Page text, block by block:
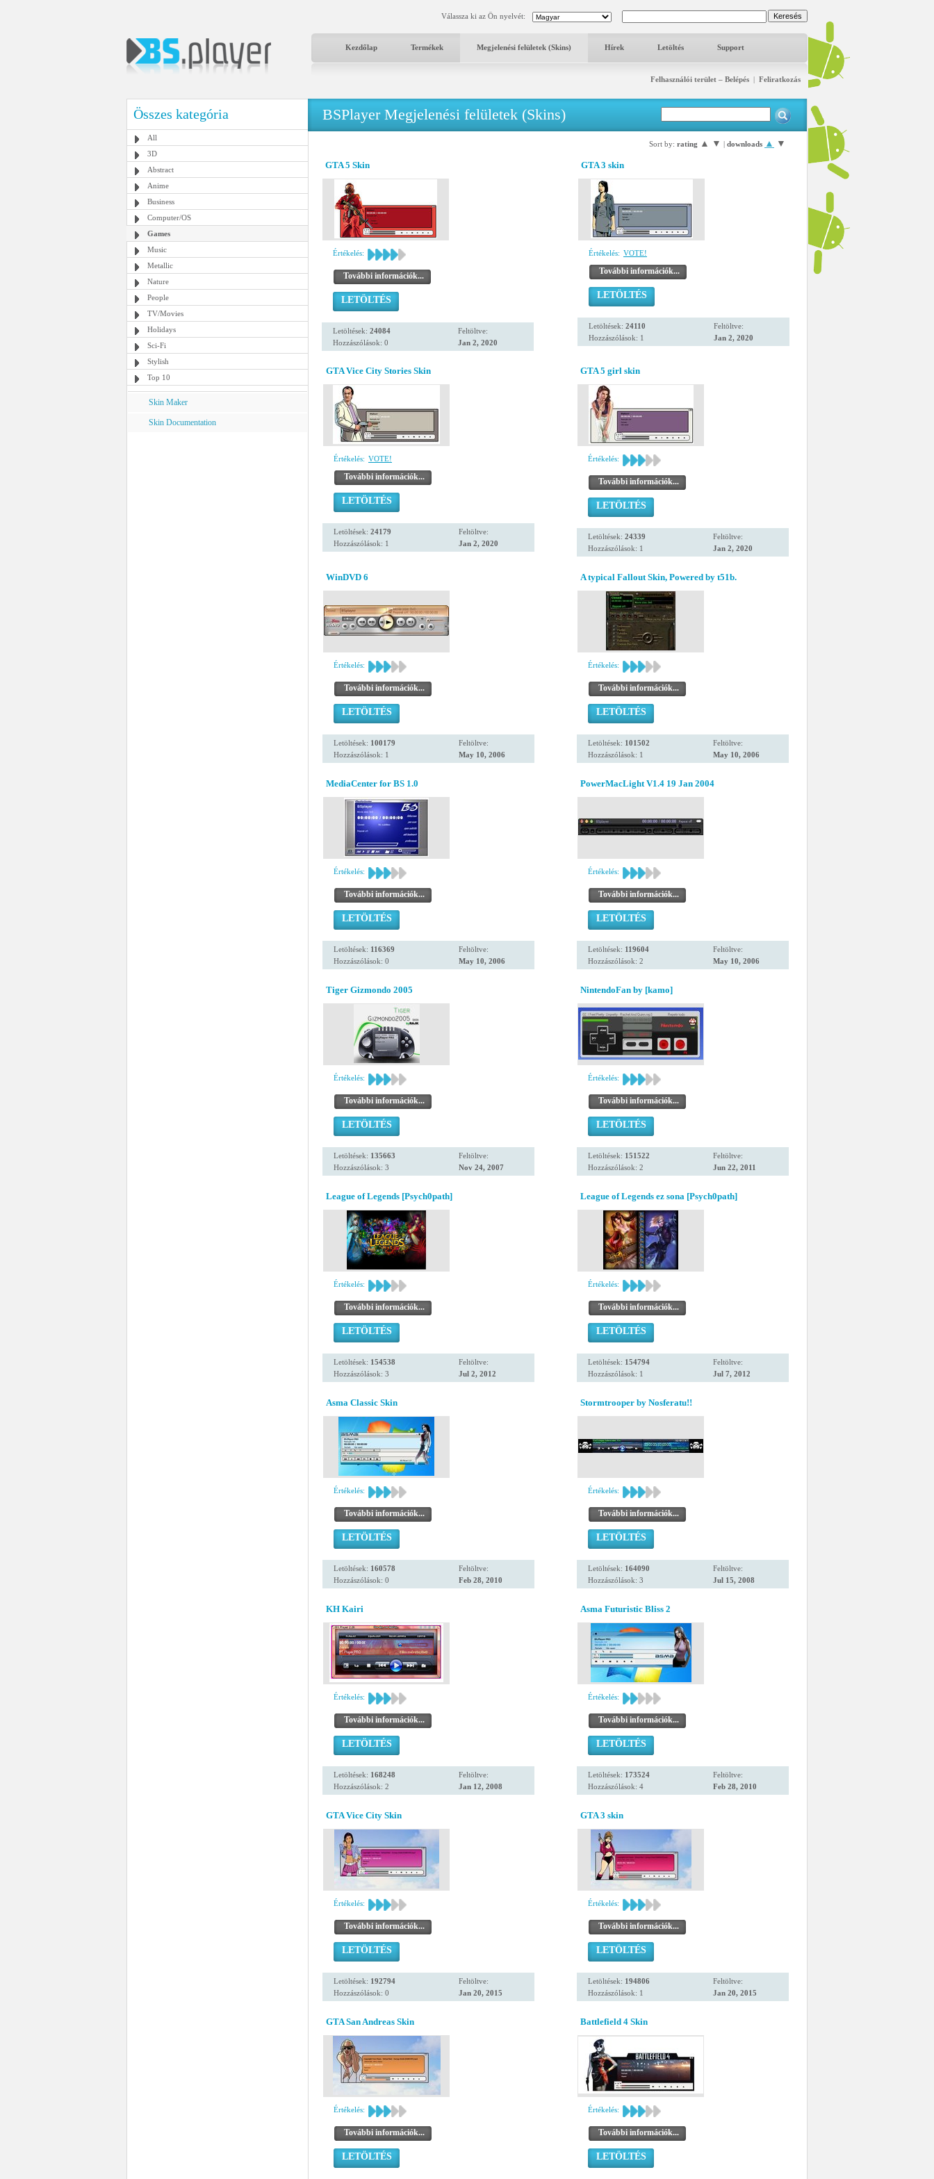
Válassza ki az Ön nyelvét:
Kezdőlap Termékek Megjelenési felületek (Skins) Hírek Letöltés Support
Felhasználói terület – Belépés | Feliratkozás
Összes kategória
All
3D
Abstract
Anime
Business
Computer/OS
Games
Music
Metallic
Nature
People
TV/Movies
Holidays
Sci-Fi
Stylish
Top 10
Skin Maker
Skin Documentation
BSPlayer Megjelenési felületek (Skins)
Sort by: rating ▲ ▼ | downloads ▲ ▼
GTA 5 Skin
Értékelés:
További információk...
LETÖLTÉS
Letöltések: 24084
Hozzászólások: 0
Feltöltve:
Jan 2, 2020
GTA 3 skin
Értékelés: VOTE!
További információk...
LETÖLTÉS
Letöltések: 24110
Hozzászólások: 1
Feltöltve:
Jan 2, 2020
GTA Vice City Stories Skin
Értékelés: VOTE!
További információk...
LETÖLTÉS
Letöltések: 24179
Hozzászólások: 1
Feltöltve:
Jan 2, 2020
GTA 5 girl skin
Értékelés:
További információk...
LETÖLTÉS
Letöltések: 24339
Hozzászólások: 1
Feltöltve:
Jan 2, 2020
WinDVD 6
Értékelés:
További információk...
LETÖLTÉS
Letöltések: 100179
Hozzászólások: 1
Feltöltve:
May 10, 2006
A typical Fallout Skin, Powered by t51b.
Értékelés:
További információk...
LETÖLTÉS
Letöltések: 101502
Hozzászólások: 1
Feltöltve:
May 10, 2006
MediaCenter for BS 1.0
Értékelés:
További információk...
LETÖLTÉS
Letöltések: 116369
Hozzászólások: 0
Feltöltve:
May 10, 2006
PowerMacLight V1.4 19 Jan 2004
Értékelés:
További információk...
LETÖLTÉS
Letöltések: 119604
Hozzászólások: 2
Feltöltve:
May 10, 2006
Tiger Gizmondo 2005
Értékelés:
További információk...
LETÖLTÉS
Letöltések: 135663
Hozzászólások: 3
Feltöltve:
Nov 24, 2007
NintendoFan by [kamo]
Értékelés:
További információk...
LETÖLTÉS
Letöltések: 151522
Hozzászólások: 2
Feltöltve:
Jun 22, 2011
League of Legends [Psych0path]
Értékelés:
További információk...
LETÖLTÉS
Letöltések: 154538
Hozzászólások: 3
Feltöltve:
Jul 2, 2012
League of Legends ez sona [Psych0path]
Értékelés:
További információk...
LETÖLTÉS
Letöltések: 154794
Hozzászólások: 1
Feltöltve:
Jul 7, 2012
Asma Classic Skin
Értékelés:
További információk...
LETÖLTÉS
Letöltések: 160578
Hozzászólások: 0
Feltöltve:
Feb 28, 2010
Stormtrooper by Nosferatu!!
Értékelés:
További információk...
LETÖLTÉS
Letöltések: 164090
Hozzászólások: 3
Feltöltve:
Jul 15, 2008
KH Kairi
Értékelés:
További információk...
LETÖLTÉS
Letöltések: 168248
Hozzászólások: 2
Feltöltve:
Jan 12, 2008
Asma Futuristic Bliss 2
Értékelés:
További információk...
LETÖLTÉS
Letöltések: 173524
Hozzászólások: 4
Feltöltve:
Feb 28, 2010
GTA Vice City Skin
Értékelés:
További információk...
LETÖLTÉS
Letöltések: 192794
Hozzászólások: 0
Feltöltve:
Jan 20, 2015
GTA 3 skin
Értékelés:
További információk...
LETÖLTÉS
Letöltések: 194806
Hozzászólások: 1
Feltöltve:
Jan 20, 2015
GTA San Andreas Skin
Értékelés:
További információk...
LETÖLTÉS
Battlefield 4 Skin
Értékelés:
További információk...
LETÖLTÉS